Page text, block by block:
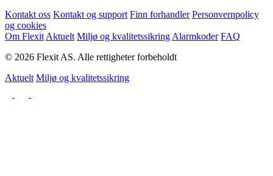
Kontakt oss Kontakt og support Finn forhandler Personvernpolicy
og cookies
Om Flexit Aktuelt Miljø og kvalitetssikring Alarmkoder FAQ
© 2026 Flexit AS. Alle rettigheter forbeholdt
Aktuelt Miljø og kvalitetssikring